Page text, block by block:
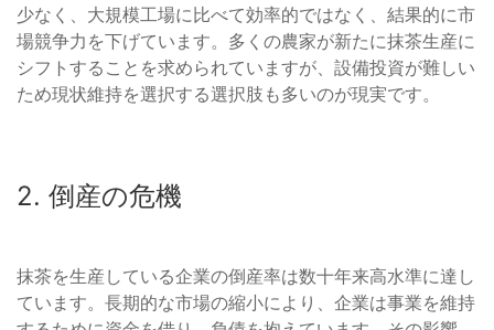
少なく、大規模工場に比べて効率的ではなく、結果的に市
場競争力を下げています。多くの農家が新たに抹茶生産に
シフトすることを求められていますが、設備投資が難しい
ため現状維持を選択する選択肢も多いのが現実です。
2. 倒産の危機
抹茶を生産している企業の倒産率は数十年来高水準に達し
ています。長期的な市場の縮小により、企業は事業を維持